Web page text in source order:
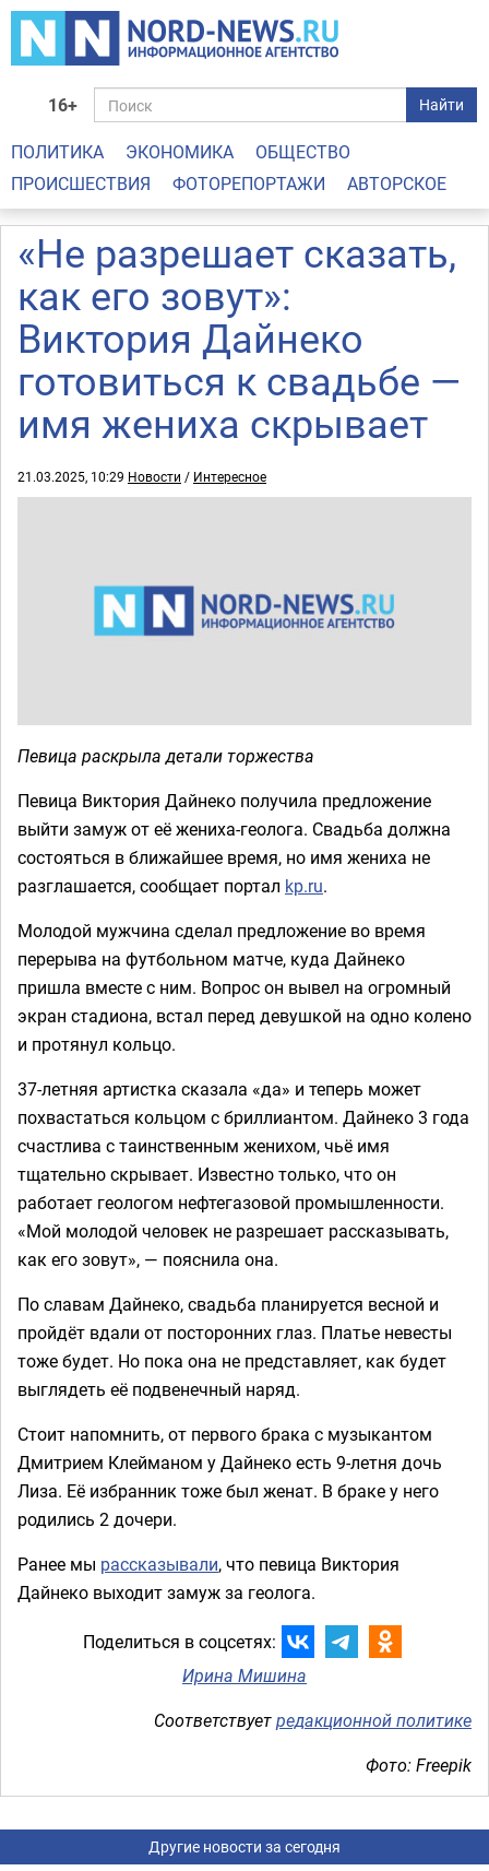
16+ Найти
ПОЛИТИКА ЭКОНОМИКА
ОБЩЕСТВО
ПРОИСШЕСТВИЯ
ФОТОРЕПОРТАЖИ АВТОРСКОЕ
«Не разрешает сказать,
как его зовут»:
Виктория Дайнеко
готовиться к свадьбе —
имя жениха скрывает
21.03.2025, 10:29 Новости / Интересное
Певица раскрыла детали торжества
Певица Виктория Дайнеко получила предложение
выйти замуж от её жениха-геолога. Свадьба должна
состояться в ближайшее время, но имя жениха не
разглашается, сообщает портал kp.ru.
Молодой мужчина сделал предложение во время
перерыва на футбольном матче, куда Дайнеко
пришла вместе с ним. Вопрос он вывел на огромный
экран стадиона, встал перед девушкой на одно колено
и протянул кольцо.
37-летняя артистка сказала «да» и теперь может
похвастаться кольцом с бриллиантом. Дайнеко 3 года
счастлива с таинственным женихом, чьё имя
тщательно скрывает. Известно только, что он
работает геологом нефтегазовой промышленности.
«Мой молодой человек не разрешает рассказывать,
как его зовут», — пояснила она.
По славам Дайнеко, свадьба планируется весной и
пройдёт вдали от посторонних глаз. Платье невесты
тоже будет. Но пока она не представляет, как будет
выглядеть её подвенечный наряд.
Стоит напомнить, от первого брака с музыкантом
Дмитрием Клейманом у Дайнеко есть 9-летня дочь
Лиза. Её избранник тоже был женат. В браке у него
родились 2 дочери.
Ранее мы рассказывали, что певица Виктория
Дайнеко выходит замуж за геолога.
Поделиться в соцсетях:
Ирина Мишина
Соответствуетредакционной политике
Фото: Freepik
Другие новости за сегодня